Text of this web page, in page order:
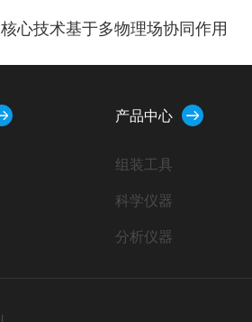
心技术基于多物理场协同作用
产品中心
组装工具
科学仪器
分析仪器